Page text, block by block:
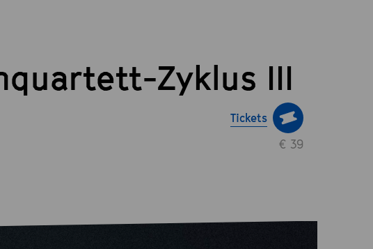
Zyklus III
Tickets
€ 39